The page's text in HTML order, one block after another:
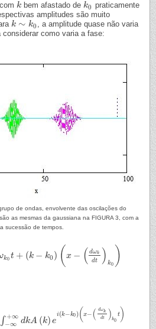
k
k bem afastado dek0
k0 praticamente
amplitudes são muito
k ∼ k0
k∼k 0
, a amplitude quase não varia
como varia a fase:
de ondas, envolvente das oscilações do
as mesmas da gaussiana na FIGURA 3, com a
sucessão de tempos.
k0 t + (k − k0 ) ( x − ( dωk
dt ) k0 )
−k0 )(x −(d ωkdt) k 0)
∫ +∞
−∞ dkA (k) e
i(k−k0 )(x− ( dωk
dt )k0
t)
+ ∞dk A(k)e (k− k0 ω t) k0 t)